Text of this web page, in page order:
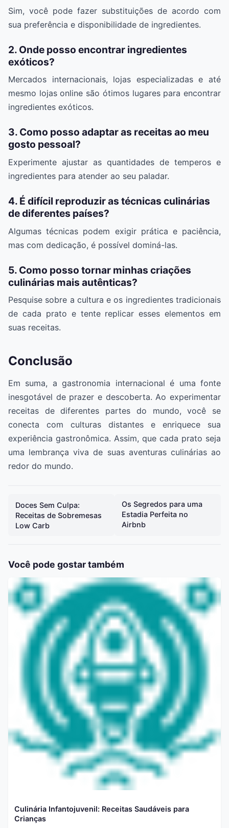
Sim, você pode fazer substituições de acordo com
sua preferência e disponibilidade de ingredientes.
2. Onde posso encontrar ingredientes
exóticos?
Mercados internacionais, lojas especializadas e até
mesmo lojas online são ótimos lugares para encontrar
ingredientes exóticos.
3. Como posso adaptar as receitas ao meu
gosto pessoal?
Experimente ajustar as quantidades de temperos e
ingredientes para atender ao seu paladar.
4. É difícil reproduzir as técnicas culinárias
de diferentes países?
Algumas técnicas podem exigir prática e paciência,
mas com dedicação, é possível dominá-las.
5. Como posso tornar minhas criações
culinárias mais autênticas?
Pesquise sobre a cultura e os ingredientes tradicionais
de cada prato e tente replicar esses elementos em
suas receitas.
Conclusão
Em suma, a gastronomia internacional é uma fonte
inesgotável de prazer e descoberta. Ao experimentar
receitas de diferentes partes do mundo, você se
conecta com culturas distantes e enriquece sua
experiência gastronômica. Assim, que cada prato seja
uma lembrança viva de suas aventuras culinárias ao
redor do mundo.
Doces Sem Culpa:
Receitas de Sobremesas
Low Carb
Os Segredos para uma
Estadia Perfeita no
Airbnb
Você pode gostar também
Culinária Infantojuvenil: Receitas Saudáveis para
Crianças